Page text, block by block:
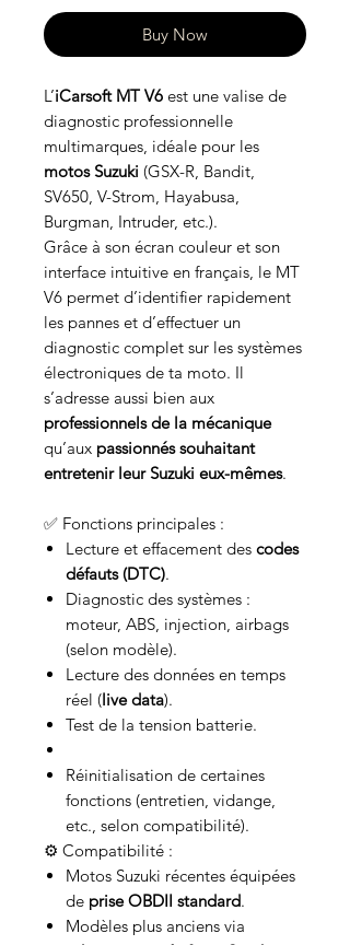
Buy Now
L’iCarsoft MT V6 est une valise de
diagnostic professionnelle
multimarques, idéale pour les
motos Suzuki (GSX-R, Bandit,
SV650, V-Strom, Hayabusa,
Burgman, Intruder, etc.).
Grâce à son écran couleur et son
interface intuitive en français, le MT
V6 permet d’identifier rapidement
les pannes et d’effectuer un
diagnostic complet sur les systèmes
électroniques de ta moto. Il
s’adresse aussi bien aux
professionnels de la mécanique
qu’aux passionnés souhaitant
entretenir leur Suzuki eux-mêmes.
✅ Fonctions principales :
Lecture et effacement des codes
défauts (DTC).
Diagnostic des systèmes :
moteur, ABS, injection, airbags
(selon modèle).
Lecture des données en temps
réel (live data).
Test de la tension batterie.
Réinitialisation de certaines
fonctions (entretien, vidange,
etc., selon compatibilité).
⚙️ Compatibilité :
Motos Suzuki récentes équipées
de prise OBDII standard.
Modèles plus anciens via